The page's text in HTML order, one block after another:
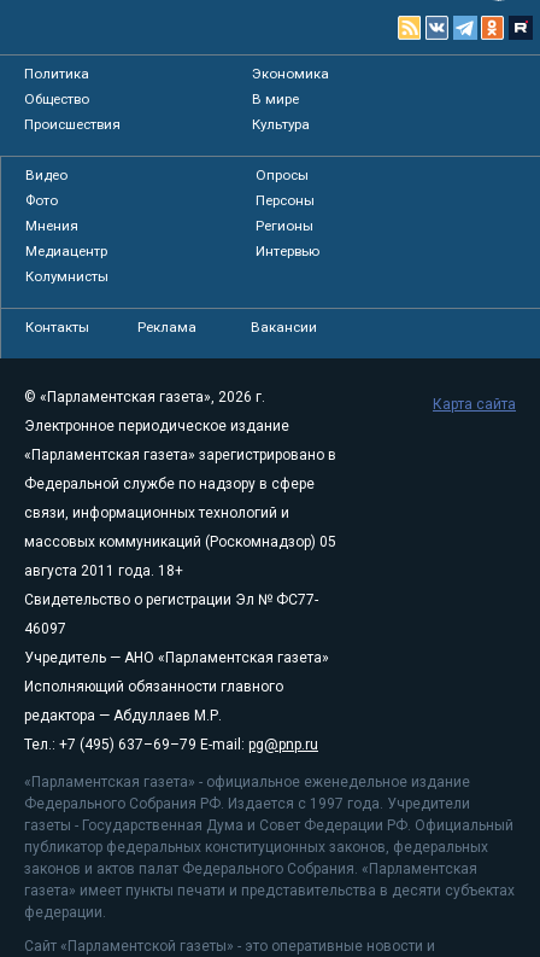
Политика
Экономика
Общество
В мире
Происшествия
Культура
Видео
Опросы
Фото
Персоны
Мнения
Регионы
Медиацентр
Интервью
Колумнисты
Контакты Реклама Вакансии
© «Парламентская газета», 2026 г.
Электронное периодическое издание
«Парламентская газета» зарегистрировано в
Федеральной службе по надзору в сфере
связи, информационных технологий и
массовых коммуникаций (Роскомнадзор) 05
августа 2011 года. 18+
Свидетельство о регистрации Эл № ФС77-
46097
Учредитель — АНО «Парламентская газета»
Исполняющий обязанности главного
редактора — Абдуллаев М.Р.
Тел.: +7 (495) 637–69–79 E-mail: pg@pnp.ru
«Парламентская газета» - официальное еженедельное издание
Федерального Собрания РФ. Издается с 1997 года. Учредители
газеты - Государственная Дума и Совет Федерации РФ. Официальный
публикатор федеральных конституционных законов, федеральных
законов и актов палат Федерального Собрания. «Парламентская
газета» имеет пункты печати и представительства в десяти субъектах
федерации.
Сайт «Парламентской газеты» - это оперативные новости и
Карта сайта